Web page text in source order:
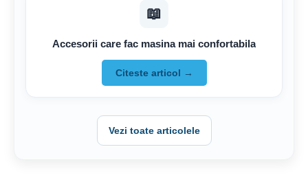
📖
Accesorii care fac masina mai confortabila
Citeste articol →
Vezi toate articolele